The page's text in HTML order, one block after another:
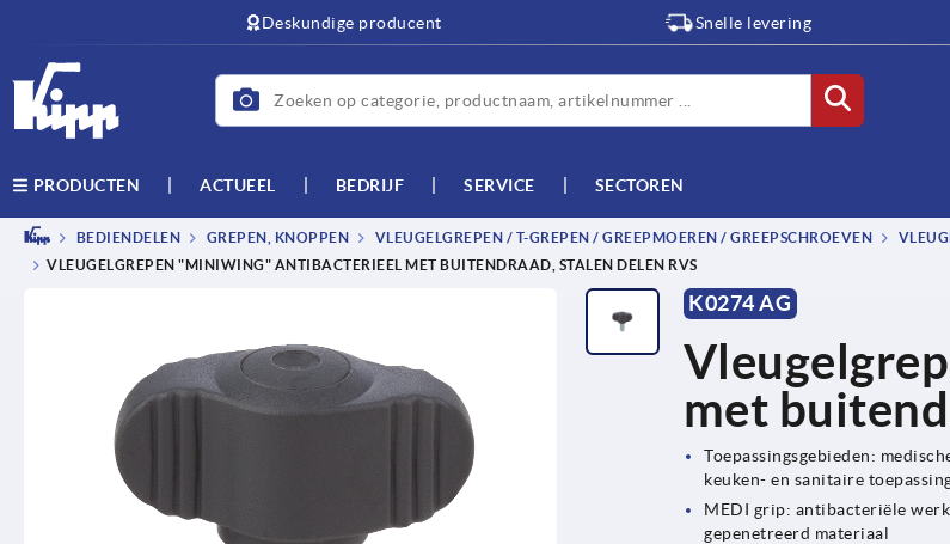
Deskundige producent Snelle levering
PRODUCTEN ACTUEEL BEDRIJF SERVICE SECTOREN
BEDIENDELEN GREPEN, KNOPPEN VLEUGELGREPEN / T-GREPEN / GREEPMOEREN / GREEPSCHROEVEN
VLEUGELGREPEN "MINIWING" ANTIBACTERIEEL MET BUITENDRAAD, STALEN DELEN RVS
K0274 AG
met
Toepassingsgebieden:
keuken- en sanitaire
MEDI grip: antibacteriële
gepenetreerd materiaal